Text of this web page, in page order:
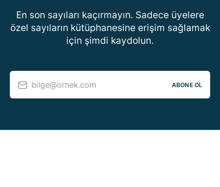
En son sayıları kaçırmayın. Sadece üyelere
özel sayıların kütüphanesine erişim sağlamak
için şimdi kaydolun.
bilge@ornek.com ABONE OL